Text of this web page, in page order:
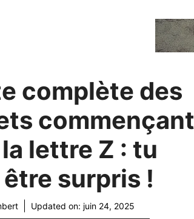
complète des
commençant
lettre Z : tu
surpris !
Updated on: juin 24, 2025